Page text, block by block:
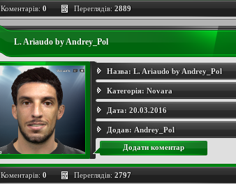
Коментарів: 0 Переглядів: 2889
L. Ariaudo by Andrey_Pol
Назва: L. Ariaudo by Andrey_Pol
Категорія: Novara
Дата: 20.03.2016
Додав: Andrey_Pol
Додати коментар
Коментарів: 0 Переглядів: 2797